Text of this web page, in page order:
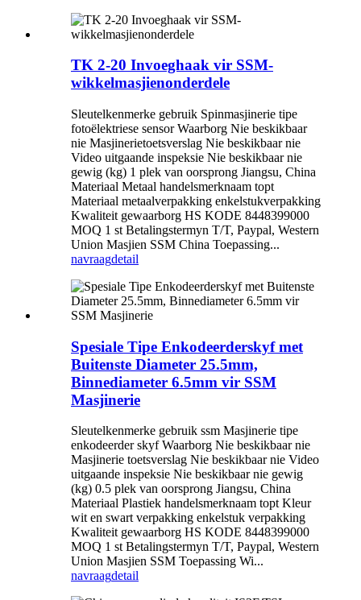
TK 2-20 Invoeghaak vir SSM-
wikkelmasjienonderdele
Sleutelkenmerke gebruik Spinmasjinerie tipe
fotoëlektriese sensor Waarborg Nie beskikbaar
nie Masjinerietoetsverslag Nie beskikbaar nie
Video uitgaande inspeksie Nie beskikbaar nie
gewig (kg) 1 plek van oorsprong Jiangsu, China
Materiaal Metaal handelsmerknaam topt
Materiaal metaalverpakking enkelstukverpakking
Kwaliteit gewaarborg HS KODE 8448399000
MOQ 1 st Betalingstermyn T/T, Paypal, Western
Union Masjien SSM China Toepassing...
navraagdetail
Spesiale Tipe Enkodeerderskyf met
Buitenste Diameter 25.5mm,
Binnediameter 6.5mm vir SSM
Masjinerie
Sleutelkenmerke gebruik ssm Masjinerie tipe
enkodeerder skyf Waarborg Nie beskikbaar nie
Masjinerie toetsverslag Nie beskikbaar nie Video
uitgaande inspeksie Nie beskikbaar nie gewig
(kg) 0.5 plek van oorsprong Jiangsu, China
Materiaal Plastiek handelsmerknaam topt Kleur
wit en swart verpakking enkelstuk verpakking
Kwaliteit gewaarborg HS KODE 8448399000
MOQ 1 st Betalingstermyn T/T, Paypal, Western
Union Masjien SSM Toepassing Wi...
navraagdetail